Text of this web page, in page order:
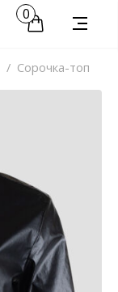
0
/ Сорочка-топ